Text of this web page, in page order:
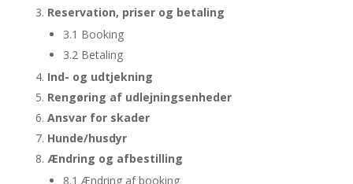
Reservation, priser og betaling
3.1 Booking
3.2 Betaling
Ind- og udtjekning
Rengøring af udlejningsenheder
Ansvar for skader
Hunde/husdyr
Ændring og afbestilling
8.1 Ændring af booking